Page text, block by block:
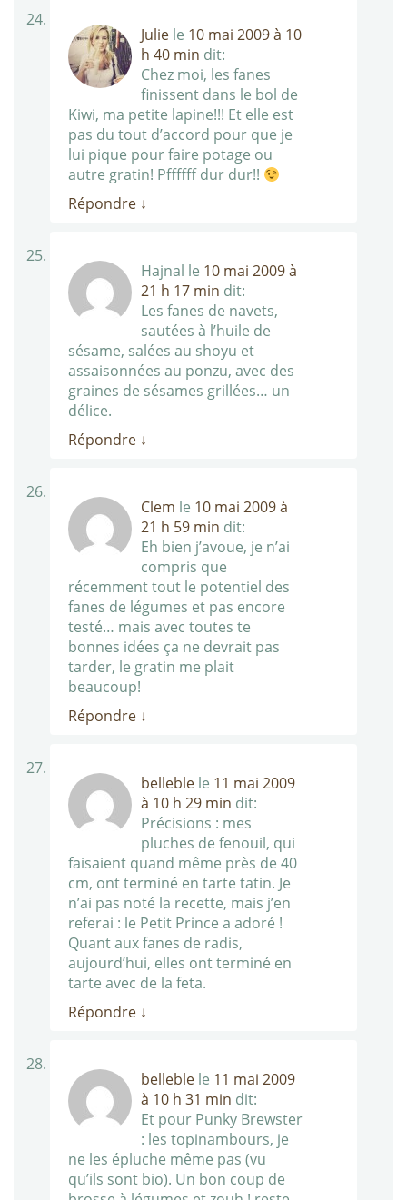
Julie le 10 mai 2009 à 10
h 40 min dit:
Chez moi, les fanes
finissent dans le bol de
Kiwi, ma petite lapine!!! Et elle est
pas du tout d’accord pour que je
lui pique pour faire potage ou
autre gratin! Pffffff dur dur!!
Répondre ↓
Hajnal le 10 mai 2009 à
21 h 17 min dit:
Les fanes de navets,
sautées à l’huile de
sésame, salées au shoyu et
assaisonnées au ponzu, avec des
graines de sésames grillées… un
délice.
Répondre ↓
Clem le 10 mai 2009 à
21 h 59 min dit:
Eh bien j’avoue, je n’ai
compris que
récemment tout le potentiel des
fanes de légumes et pas encore
testé… mais avec toutes te
bonnes idées ça ne devrait pas
tarder, le gratin me plait
beaucoup!
Répondre ↓
belleble le 11 mai 2009
à 10 h 29 min dit:
Précisions : mes
pluches de fenouil, qui
faisaient quand même près de 40
cm, ont terminé en tarte tatin. Je
n’ai pas noté la recette, mais j’en
referai : le Petit Prince a adoré !
Quant aux fanes de radis,
aujourd’hui, elles ont terminé en
tarte avec de la feta.
Répondre ↓
belleble le 11 mai 2009
à 10 h 31 min dit:
Et pour Punky Brewster
: les topinambours, je
ne les épluche même pas (vu
qu’ils sont bio). Un bon coup de